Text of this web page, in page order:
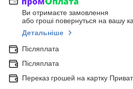
Ви отримаєте замовлення
або гроші повернуться на вашу
Детальніше
Післяплата
Післяплата
Переказ грошей на картку